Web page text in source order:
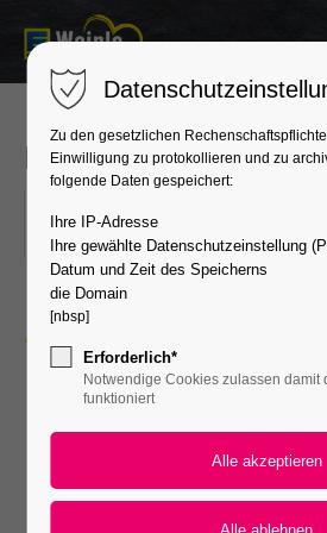
Login
Benutzername
Passwort
Register|Lost your password?
Lorem ipsum dolor sit amet:
Baustellenfrühstück
ORT: HORB
Zurück zur Übersicht
Zu den gesetzlichen
Einwilligung zu protokollieren und zu
folgende Daten gespeichert:
Ihre IP-Adresse
Ihre gewählte Datenschutzeinstellung
Datum und Zeit des Speicherns
die Domain
[nbsp]
Erforderlich*
Notwendige Cookies zulassen damit
funktioniert